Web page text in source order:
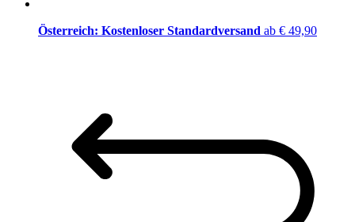
Österreich: Kostenloser Standardversand ab € 49,90